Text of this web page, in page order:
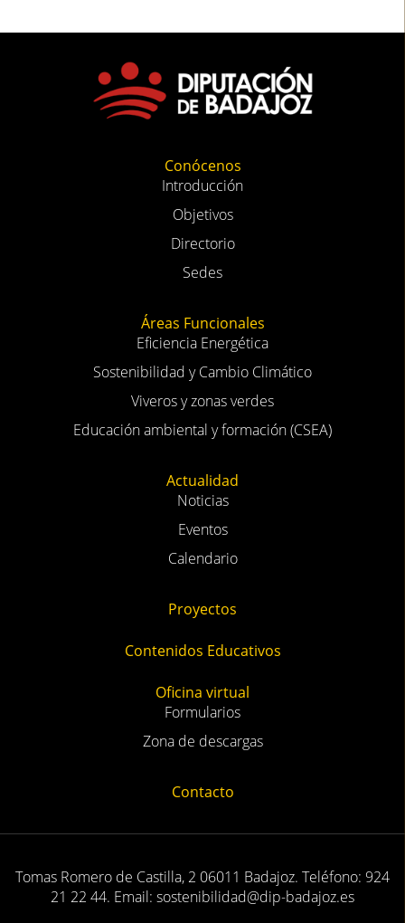
Conócenos
Introducción
Objetivos
Directorio
Sedes
Áreas Funcionales
Eficiencia Energética
Sostenibilidad y Cambio Climático
Viveros y zonas verdes
Educación ambiental y formación (CSEA)
Actualidad
Noticias
Eventos
Calendario
Proyectos
Contenidos Educativos
Oficina virtual
Formularios
Zona de descargas
Contacto
Tomas Romero de Castilla, 2 06011 Badajoz. Teléfono: 924
21 22 44. Email: sostenibilidad@dip-badajoz.es